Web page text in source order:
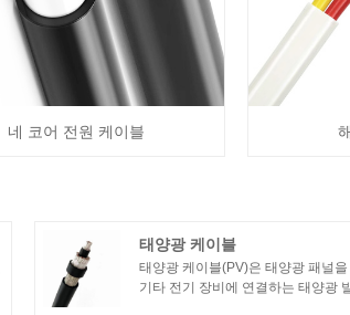
네 코어 전원 케이블
태양광 케이블
태양광 케이블(PV)은 태양광 패널
기타 전기 장비에 연결하는 태양광